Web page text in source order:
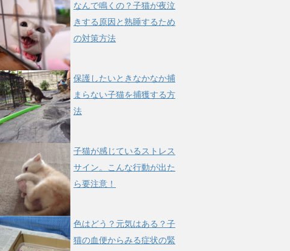
なんで鳴くの？子猫が夜泣
きする原因と熟睡するため
の対策方法
保護したいときなかなか捕
まらない子猫を捕獲する方
法
子猫が感じているストレス
サイン。こんな行動が出た
ら要注意！
色はどう？元気はある？子
猫の血便からみる症状の緊